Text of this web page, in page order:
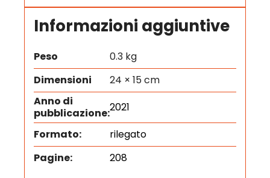
Informazioni aggiuntive
Peso
0.3 kg
Dimensioni
24 × 15 cm
Anno di
pubblicazione:2021
Formato:
rilegato
Pagine:
208